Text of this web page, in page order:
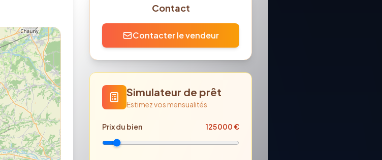
Contact
Contacter le vendeur
Simulateur de prêt
Estimez vos mensualités
Prixdu bien 125 000€